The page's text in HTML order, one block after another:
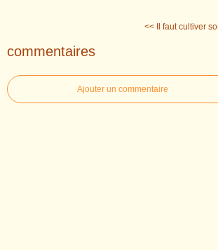
<< Il faut cultiver
commentaires
Ajouter un commentaire